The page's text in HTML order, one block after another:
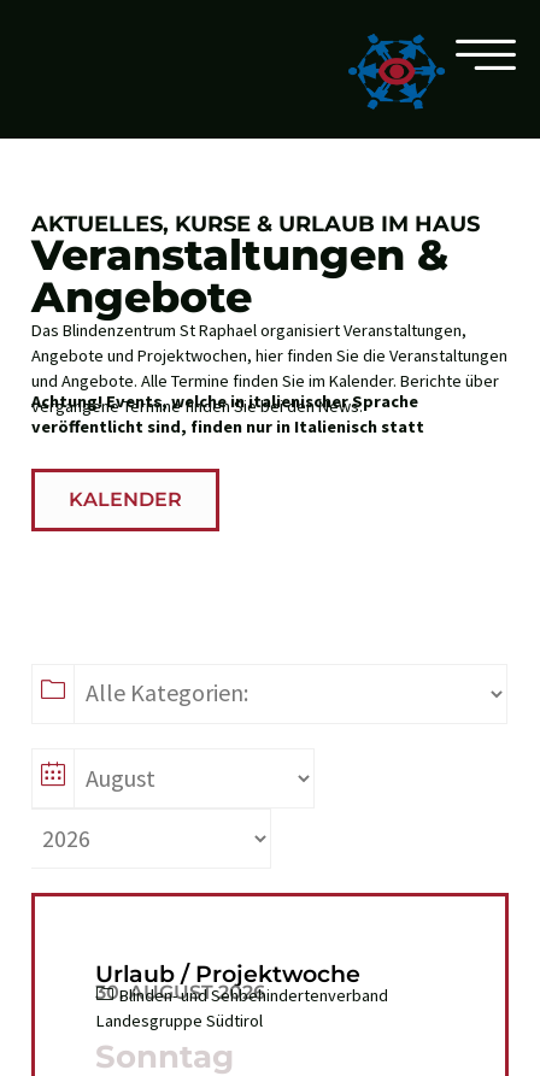
ZUR SUCHE SPRINGEN
ZUM HAUPTMENÜ SPRINGEN
ZUM KALENDER SPRINGEN
CAMBIA LINGUA
AKTUELLES, KURSE & URLAUB IM HAUS
Veranstaltungen &
Angebote
Das Blindenzentrum St Raphael organisiert Veranstaltungen,
Angebote und Projektwochen, hier finden Sie die Veranstaltungen
und Angebote. Alle Termine finden Sie im Kalender. Berichte über
vergangene Termine finden Sie bei den News.
Achtung! Events, welche in italienischer Sprache
veröffentlicht sind, finden nur in Italienisch statt
KALENDER
Urlaub / Projektwoche
30. AUGUST 2026
Blinden- und Sehbehindertenverband
Landesgruppe Südtirol
Sonntag